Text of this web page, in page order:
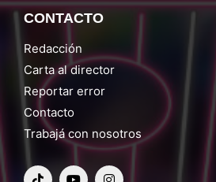
CONTACTO
Redacción
Carta al director
Reportar error
Contacto
Trabajá con nosotros